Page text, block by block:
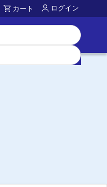
カート ログイン